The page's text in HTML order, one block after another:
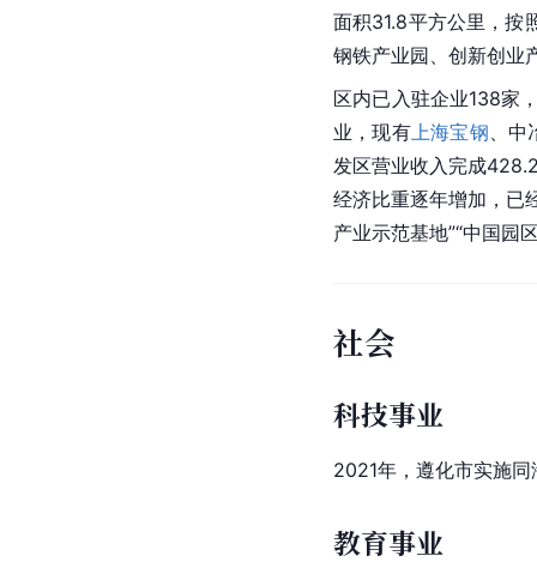
面积31.8平方公里，按
钢铁产业园、创新创业
区内已入驻企业138家
业，现有上海宝钢、中
发区营业收入完成
经济比重逐年增加，已
产业示范基地”“中国园
社会
科技事业
2021年，遵化市实施
教育事业